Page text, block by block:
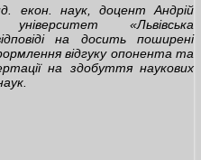
екон. наук, доцент Андрій
«Львівська
на досить поширені
відгуку опонента та
на здобуття наукових